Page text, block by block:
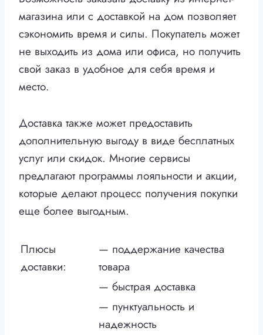
магазина или с доставкой на дом позволяет
сэкономить время и силы. Покупатель может
не выходить из дома или офиса, но получить
свой заказ в удобное для себя время и
место.
Доставка также может предоставить
дополнительную выгоду в виде бесплатных
услуг или скидок. Многие сервисы
предлагают программы лояльности и акции,
которые делают процесс получения покупки
еще более выгодным.
Плюсы
доставки:
— поддержание качества
товара
— быстрая доставка
— пунктуальность и
надежность